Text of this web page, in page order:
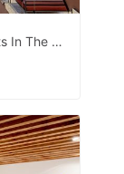
Space For Cultural Activities and Events In The Heart Of Venice